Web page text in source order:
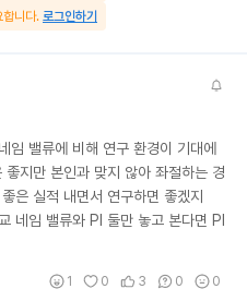
합니다. 로그인하기
임 밸류에 비해 연구 환경이 기대에
지만 본인과 맞지 않아 좌절하는 경
은 실적 내면서 연구하면 좋겠지
네임 밸류와 PI 둘만 놓고 본다면 PI
1 0 3 0 0